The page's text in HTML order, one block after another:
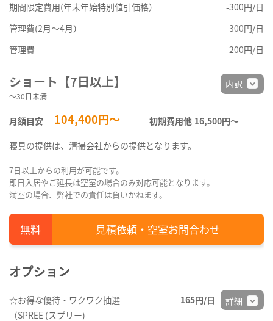
期間限定費用(年末年始特別値引価格）
-300円/日
管理費(2月～4月）
300円/日
管理費
200円/日
ショート【7日以上】
～30日未満
月額目安 104,400円～ 初期費用他 16,500円〜
内訳
寝具の提供は、清掃会社からの提供となります。
7日以上からの利用が可能です。
即日入居やご延長は空室の場合のみ対応可能となります。
満室の場合、弊社での責任は負いかねます。
見積依頼・空室お問合わせ
オプション
☆お得な優待・ワクワク抽選
（SPREE (スプリー)
165円/日 詳細